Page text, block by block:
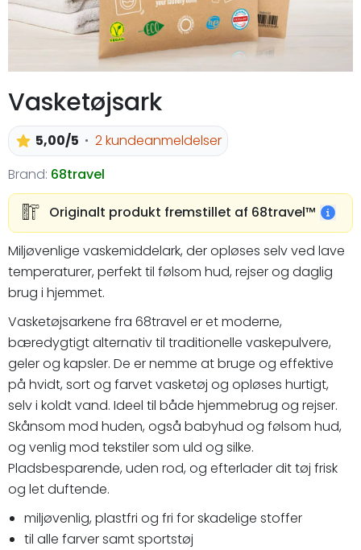
Vasketøjsark
5,00/5
2 kundeanmeldelser
Brand: 68travel
Originalt produkt fremstillet af 68travel™️
Miljøvenlige vaskemiddelark, der opløses selv ved lave
temperaturer, perfekt til følsom hud, rejser og daglig
brug i hjemmet.
Vasketøjsarkene fra 68travel er et moderne,
bæredygtigt alternativ til traditionelle vaskepulvere,
geler og kapsler. De er nemme at bruge og effektive
på hvidt, sort og farvet vasketøj og opløses hurtigt,
selv i koldt vand. Ideel til både hjemmebrug og rejser.
Skånsom mod huden, også babyhud og følsom hud,
og venlig mod tekstiler som uld og silke.
Pladsbesparende, uden rod, og efterlader dit tøj frisk
og let duftende.
miljøvenlig, plastfri og fri for skadelige stoffer
til alle farver samt sportstøj